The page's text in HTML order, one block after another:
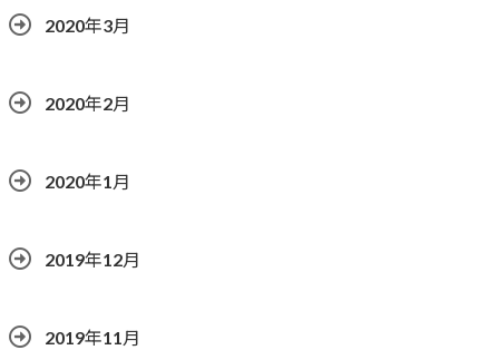
2020年3月
2020年2月
2020年1月
2019年12月
2019年11月